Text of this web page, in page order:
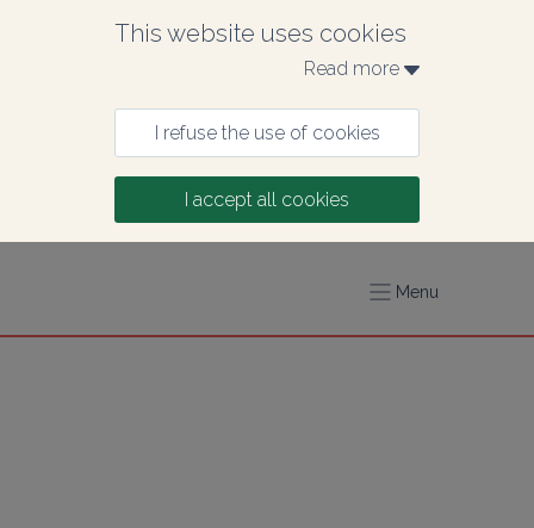
This website uses cookies
Read more
I refuse the use of cookies
I accept all cookies
Menu